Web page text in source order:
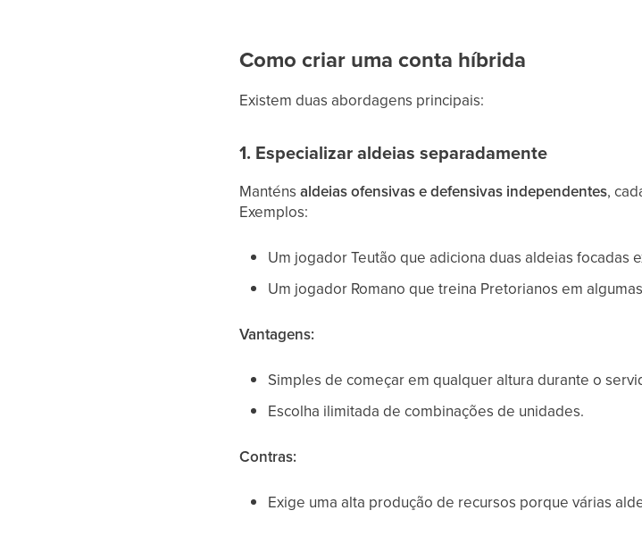
Como criar uma conta híbrida
Existem duas abordagens principais:
1. Especializar aldeias separadamente
Manténsaldeias ofensivas e defensivas independentes,
Exemplos:
Um jogador Teutão que adiciona duas aldeias focadas
Um jogador Romano que treina Pretorianos em
Vantagens:
Simples de começar em qualquer altura durante o
Escolha ilimitada de combinações de unidades.
Contras:
Exige uma alta produção de recursos porque várias